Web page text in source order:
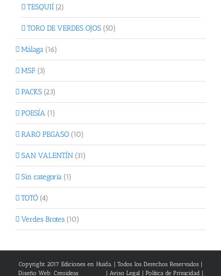
TESQUIÍ (2)
TORO DE VERDES OJOS (50)
Málaga (16)
MSF (3)
PACKS (23)
POESÍA (1)
RARO PEGASO (10)
SAN VALENTÍN (31)
Sin categoría (1)
TOTÓ (4)
Verdes Brotes (10)
Copyright 2017 Ediciones en Huida. | Todos los Derechos Reservados |
Diseño Web: Creoideas| Aviso Legal Política de Privacidad|